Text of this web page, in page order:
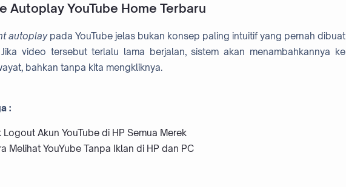
Autoplay YouTube Home Terbaru
autoplaypada YouTube jelas bukan konsep paling intuitif yang pernah dibuat
video tersebut terlalu lama berjalan, sistem akan menambahkannya ke
bahkan tanpa kita mengkliknya.
:
Logout Akun YouTube di HP Semua Merek
Melihat YouYube Tanpa Iklan di HP dan PC